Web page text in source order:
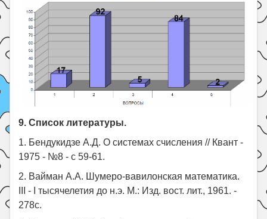
9. Список литературы.
1. Бендукидзе А.Д. О системах счисления // Квант -
1975 - №8 - с 59-61.
2. Вайман А.А. Шумеро-вавилонская математика.
III - I тысячелетия до н.э. М.: Изд. вост. лит., 1961. -
278с.